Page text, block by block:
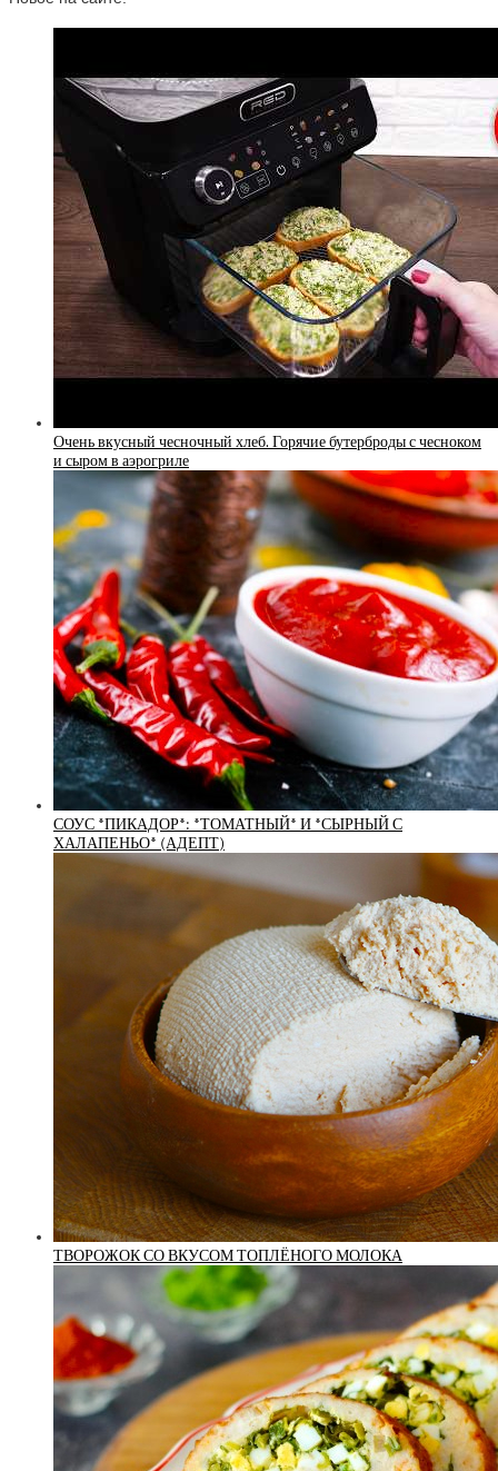
Очень вкусный чесночный хлеб. Горячие бутерброды с чесноком
и сыром в аэрогриле
СОУС *ПИКАДОР*: *ТОМАТНЫЙ* И *СЫРНЫЙ С
ХАЛАПЕНЬО* (АДЕПТ)
ТВОРОЖОК СО ВКУСОМ ТОПЛЁНОГО МОЛОКА